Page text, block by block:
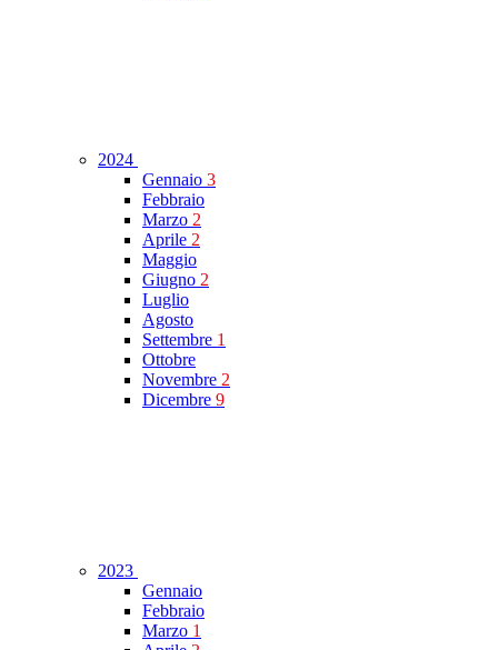
2024
Gennaio 3
Febbraio
Marzo 2
Aprile 2
Maggio
Giugno 2
Luglio
Agosto
Settembre 1
Ottobre
Novembre 2
Dicembre 9
2023
Gennaio
Febbraio
Marzo 1